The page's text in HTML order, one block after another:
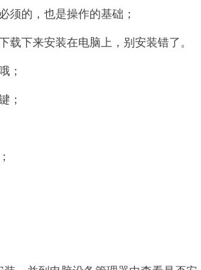
须的，也是操作的基础 ；
载下来安装在电脑上，别安装错了 。
；
；